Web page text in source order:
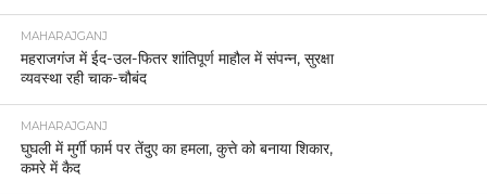
MAHARAJGANJ
महराजगंज में ईद-उल-फितर शांतिपूर्ण माहौल में संपन्न, सुरक्षा
व्यवस्था रही चाक-चौबंद
MAHARAJGANJ
घुघली में मुर्गी फार्म पर तेंदुए का हमला, कुत्ते को बनाया शिकार,
कमरे में कैद